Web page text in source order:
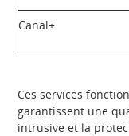
Canal+
Ces services
garantissent une
intrusive et la